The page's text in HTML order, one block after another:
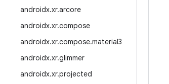
androidx.xr.arcore
androidx.xr.compose
androidx.xr.compose.material3
androidx.xr.glimmer
androidx.xr.projected